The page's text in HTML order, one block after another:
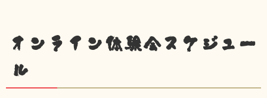
オンライン体験会スケジュー
ル